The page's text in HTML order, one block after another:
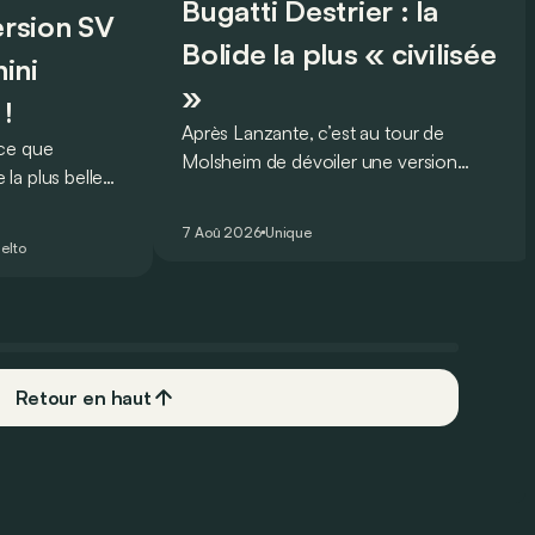
SV
que
plus belle
Bugatti Destrier : la
Bolide la plus « civilisée
»
Après Lanzante, c’est au tour de
Molsheim de dévoiler une version
7 Aoû 2026 Unique
Retour en haut